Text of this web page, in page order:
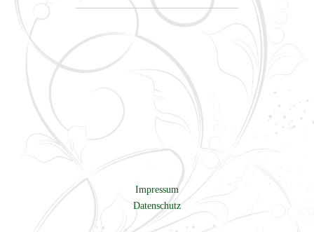
Impressum
Datenschutz